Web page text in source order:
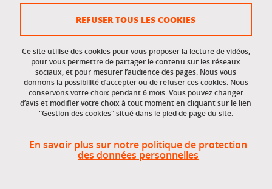
Accessibilité : non conforme
Accès réservés
Intranet des étudiants et des personnels
Ce site utilise des cookies pour vous proposer la lecture de vidéos,
pour vous permettre de partager le contenu sur les réseaux
sociaux, et pour mesurer l’audience des pages. Nous vous
donnons la possibilité d’accepter ou de refuser ces cookies. Nous
conservons votre choix pendant 6 mois. Vous pouvez changer
d’avis et modifier votre choix à tout moment en cliquant sur le lien
"Gestion des cookies" situé dans le pied de page du site.
En savoir plus sur notre politique de protection
des données personnelles
REFUSER TOUS LES COOKIES